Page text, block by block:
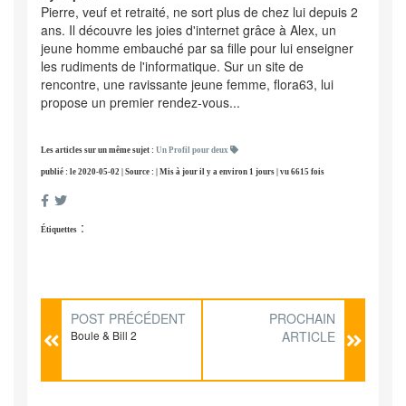
Pierre, veuf et retraité, ne sort plus de chez lui depuis 2
ans. Il découvre les joies d'internet grâce à Alex, un
jeune homme embauché par sa fille pour lui enseigner
les rudiments de l'informatique. Sur un site de
rencontre, une ravissante jeune femme, flora63, lui
propose un premier rendez-vous...
Les articles sur un même sujet : Un Profil pour deux
publié : le 2020-05-02 | Source : | Mis à jour il y a environ 1 jours | vu 6615 fois
Étiquettes :
POST PRÉCÉDENT
Boule & Bill 2
PROCHAIN
ARTICLE